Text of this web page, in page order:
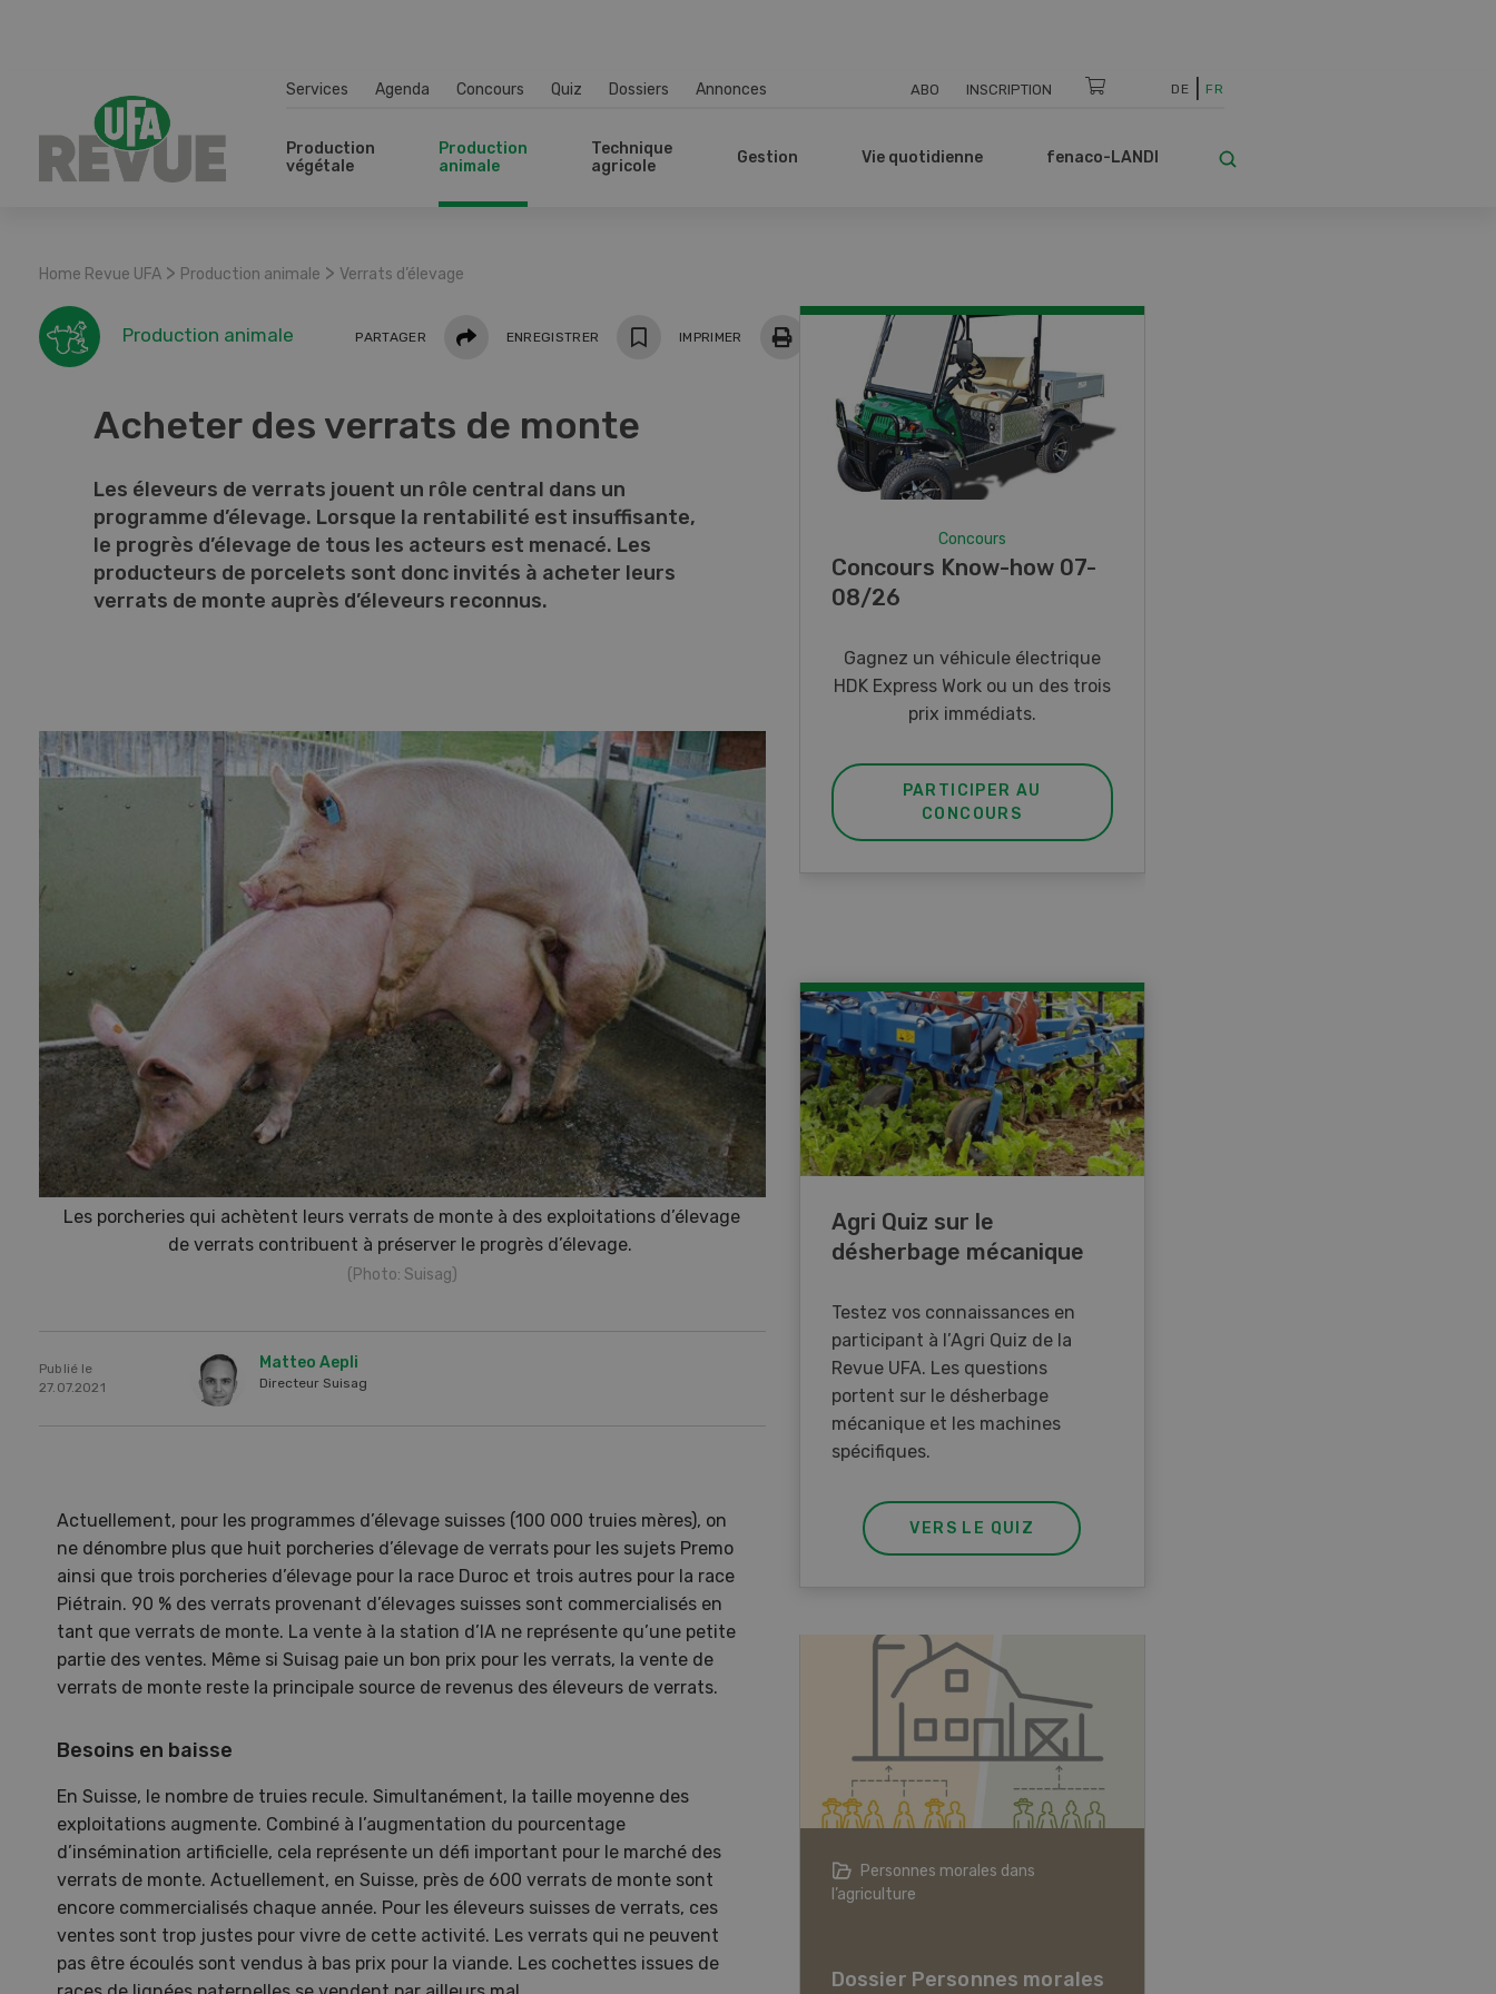
Services Agenda Concours Quiz Dossiers Annonces ABO INSCRIPTION DE FR
Production
végétale
Production
animale
Technique
agricole
Gestion Vie quotidienne fenaco-LANDI
Home Revue UFA > Production animale > Verrats d’élevage
Production animale PARTAGER PartagerENREGISTRER IMPRIMER
Acheter des verrats de monte
Les éleveurs de verrats jouent un rôle central dans un
programme d’élevage. Lorsque la rentabilité est insuffisante,
le progrès d’élevage de tous les acteurs est menacé. Les
producteurs de porcelets sont donc invités à acheter leurs
verrats de monte auprès d’éleveurs reconnus.
Les porcheries qui achètent leurs verrats de monte à des exploitations d’élevage
de verrats contribuent à préserver le progrès d’élevage.
(Photo: Suisag)
Publié le
27.07.2021
Matteo Aepli
Directeur Suisag
Actuellement, pour les programmes d’élevage suisses (100 000 truies mères), on
ne dénombre plus que huit porcheries d’élevage de verrats pour les sujets Premo
ainsi que trois porcheries d’élevage pour la race Duroc et trois autres pour la race
Piétrain. 90 % des verrats provenant d’élevages suisses sont commercialisés en
tant que verrats de monte. La vente à la station d’IA ne représente qu’une petite
partie des ventes. Même si Suisag paie un bon prix pour les verrats, la vente de
verrats de monte reste la principale source de revenus des éleveurs de verrats.
Besoins en baisse
En Suisse, le nombre de truies recule. Simultanément, la taille moyenne des
exploitations augmente. Combiné à l’augmentation du pourcentage
d’insémination artificielle, cela représente un défi important pour le marché des
verrats de monte. Actuellement, en Suisse, près de 600 verrats de monte sont
encore commercialisés chaque année. Pour les éleveurs suisses de verrats, ces
ventes sont trop justes pour vivre de cette activité. Les verrats qui ne peuvent
pas être écoulés sont vendus à bas prix pour la viande. Les cochettes issues de
Concours
Concours Know-how 07-
08/26
Gagnez un véhicule électrique
HDK Express Work ou un des trois
prix immédiats.
PARTICIPER AU
CONCOURS
Agri Quiz sur le
désherbage mécanique
Testez vos connaissances en
participant à l’Agri Quiz de la
Revue UFA. Les questions
portent sur le désherbage
mécanique et les machines
spécifiques.
VERS LE QUIZ
Une ferme entre de nouvelles
Une ferme entre de
L’agriculture à l’ère du changement
Dossier L’agriculture à l’ère
du changement climatique
Personnes morales dans
l’agriculture
Dossier Personnes morales